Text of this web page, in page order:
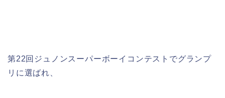
第22回ジュノンスーパーボーイコンテストでグランプ
リに選ばれ、